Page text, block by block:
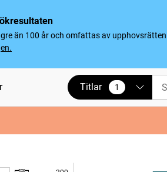
än 100 år och omfattas av
Titlar 1
vald